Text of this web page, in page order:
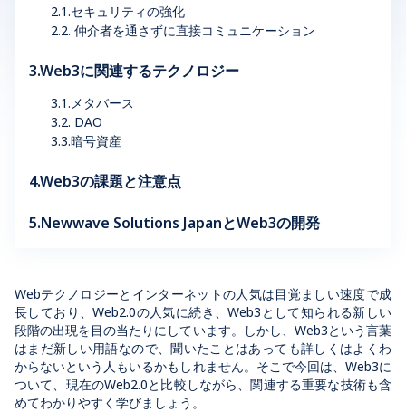
Webテクノロジーとインターネットの人気は目覚ましい速度で成
長しており、Web2.0の人気に続き、Web3として知られる新しい
段階の出現を目の当たりにしています。しかし、Web3という言葉
はまだ新しい用語なので、聞いたことはあっても詳しくはよくわ
からないという人もいるかもしれません。そこで今回は、Web3に
ついて、現在のWeb2.0と比較しながら、関連する重要な技術も含
めてわかりやすく学びましょう。
2.1.セキュリティの強化
2.2. 仲介者を通さずに直接コミュニケーション
3.Web3に関連するテクノロジー
3.1.メタバース
3.2. DAO
3.3.暗号資産
4.Web3の課題と注意点
5.Newwave Solutions JapanとWeb3の開発